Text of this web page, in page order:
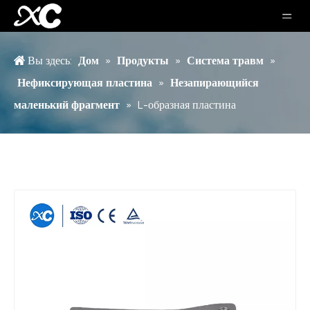
Вы здесь: Дом » Продукты » Система травм »
Нефиксирующая пластина » Незапирающийся
маленький фрагмент » L-образная пластина